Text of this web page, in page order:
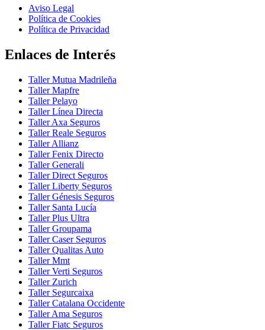
Aviso Legal
Política de Cookies
Política de Privacidad
Enlaces de Interés
Taller Mutua Madrileña
Taller Mapfre
Taller Pelayo
Taller Línea Directa
Taller Axa Seguros
Taller Reale Seguros
Taller Allianz
Taller Fenix Directo
Taller Generali
Taller Direct Seguros
Taller Liberty Seguros
Taller Génesis Seguros
Taller Santa Lucía
Taller Plus Ultra
Taller Groupama
Taller Caser Seguros
Taller Qualitas Auto
Taller Mmt
Taller Verti Seguros
Taller Zurich
Taller Segurcaixa
Taller Catalana Occidente
Taller Ama Seguros
Taller Fiatc Seguros